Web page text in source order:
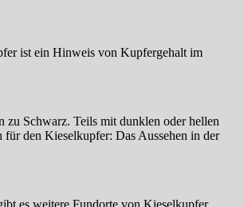
ist ein Hinweis von Kupfergehalt im
zu Schwarz. Teils mit dunklen oder hellen
für den Kieselkupfer: Das Aussehen in der